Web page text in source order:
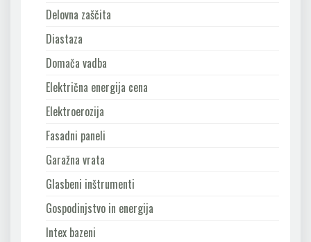
Delovna zaščita
Diastaza
Domača vadba
Električna energija cena
Elektroerozija
Fasadni paneli
Garažna vrata
Glasbeni inštrumenti
Gospodinjstvo in energija
Intex bazeni